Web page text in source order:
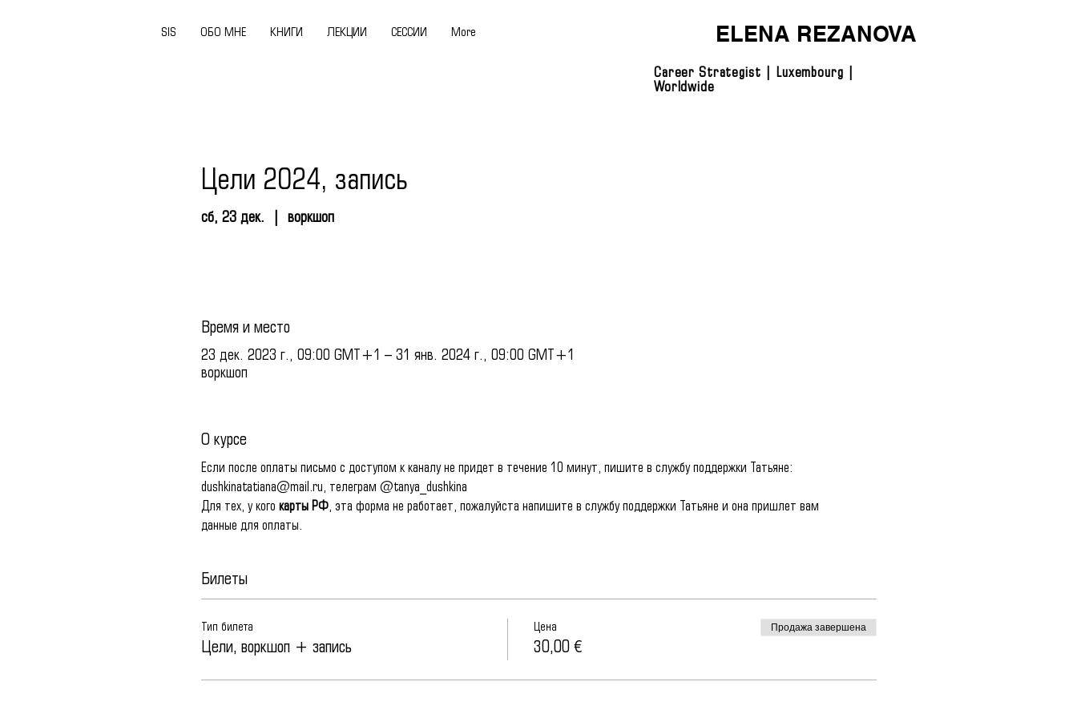
SIS ОБО МНЕ КНИГИ ЛЕКЦИИ СЕССИИ More ELENA REZANOVA
Career Strategist | Luxembourg |
Worldwide
Цели 2024, запись
сб, 23 дек. воркшоп
Время и место
23 дек. 2023 г., 09:00 GMT+1 – 31 янв. 2024 г., 09:00 GMT+1
воркшоп
О курсе
Если после оплаты письмо с доступом к каналу не придет в течение 10 минут, пишите в службу поддержки Татьяне:
dushkinatatiana@mail.ru, телеграм @tanya_dushkina
Для тех, у кого карты РФ, эта форма не работает, пожалуйста напишите в службу поддержки Татьяне и она пришлет вам
данные для оплаты.
Билеты
Тип билета
Цели, воркшоп + запись
Цена
30,00 €
Продажа завершена